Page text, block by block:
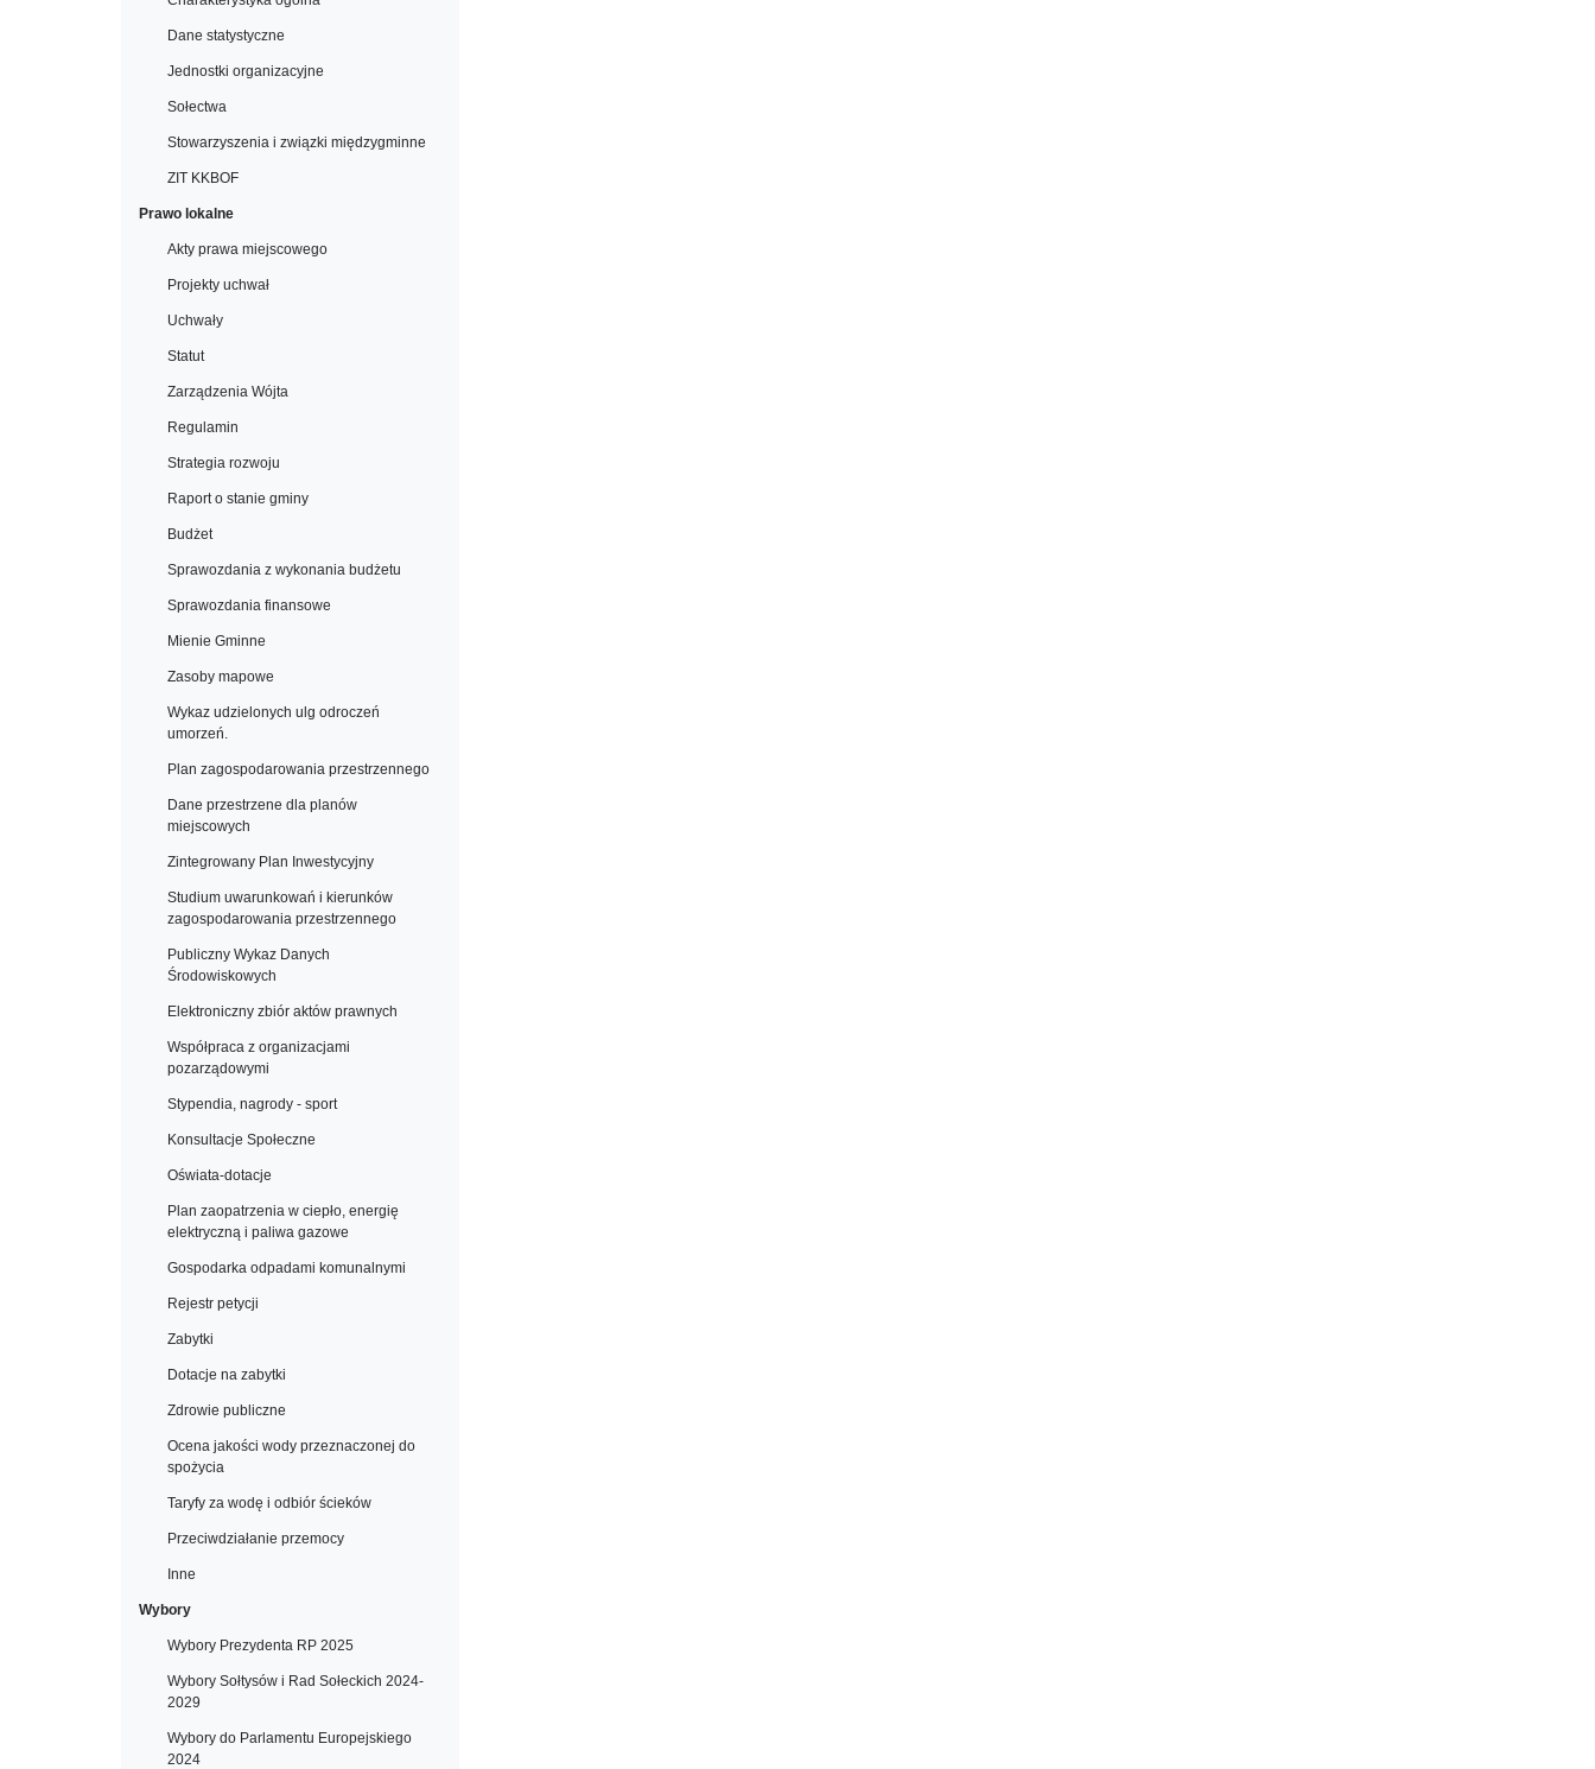
Dane statystyczne
Jednostki organizacyjne
Sołectwa
Stowarzyszenia i związki międzygminne
ZIT KKBOF
Prawo lokalne
Akty prawa miejscowego
Projekty uchwał
Uchwały
Statut
Zarządzenia Wójta
Regulamin
Strategia rozwoju
Raport o stanie gminy
Budżet
Sprawozdania z wykonania budżetu
Sprawozdania finansowe
Mienie Gminne
Zasoby mapowe
Wykaz udzielonych ulg odroczeń
umorzeń.
Plan zagospodarowania przestrzennego
Dane przestrzene dla planów
miejscowych
Zintegrowany Plan Inwestycyjny
Studium uwarunkowań i kierunków
zagospodarowania przestrzennego
Publiczny Wykaz Danych
Środowiskowych
Elektroniczny zbiór aktów prawnych
Współpraca z organizacjami
pozarządowymi
Stypendia, nagrody - sport
Konsultacje Społeczne
Oświata-dotacje
Plan zaopatrzenia w ciepło, energię
elektryczną i paliwa gazowe
Gospodarka odpadami komunalnymi
Rejestr petycji
Zabytki
Dotacje na zabytki
Zdrowie publiczne
Ocena jakości wody przeznaczonej do
spożycia
Taryfy za wodę i odbiór ścieków
Przeciwdziałanie przemocy
Inne
Wybory
Wybory Prezydenta RP 2025
Wybory Sołtysów i Rad Sołeckich 2024-
2029
Wybory do Parlamentu Europejskiego
2024